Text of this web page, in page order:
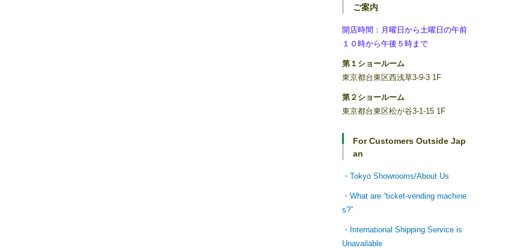
ご案内
開店時間：月曜日から土曜日の午前
１０時から午後５時まで
第１ショールーム
東京都台東区西浅草3-9-3 1F
第２ショールーム
東京都台東区松が谷3-1-15 1F
For Customers Outside Jap
an
・Tokyo Showrooms/About Us
・What are “ticket-vending machine
s?”
・International Shipping Service is
Unavailable